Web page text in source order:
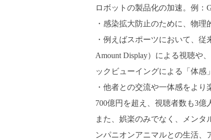
ロボットの製品化の加速。例：
・感染拡大防止のために、物理
・例えばスポーツにおいて、
Amount Display）による視聴や
ックビューイングによる「体感
・他者との交流や一体感をよ
700億円を超え、視聴者数も3億
また、娯楽のみでなく、メン
ンパニオンアニマルとの生活、